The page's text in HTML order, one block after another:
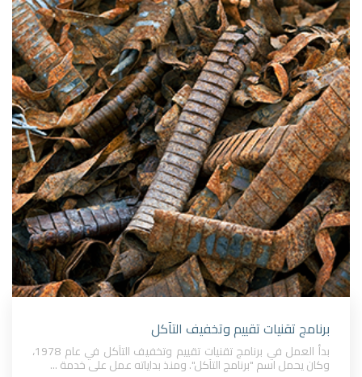
برنامج تقنيات تقييم وتخفيف التآكل
بدأ العمل في برنامج تقنيات تقييم وتخفيف التآكل في عام 1978،
وكان يحمل اسم "برنامج التآكل". ومنذ بداياته عمل على خدمة ...